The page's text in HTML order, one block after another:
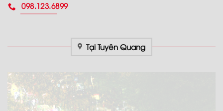
098.123.6899
Tại Tuyên Quang